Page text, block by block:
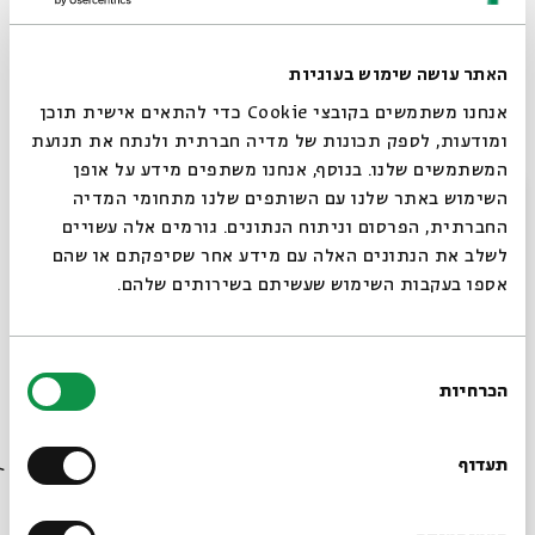
האתר עושה שימוש בעוגיות
אנחנו משתמשים בקובצי Cookie כדי להתאים אישית תוכן
ומודעות, לספק תכונות של מדיה חברתית ולנתח את תנועת
המשתמשים שלנו. בנוסף, אנחנו משתפים מידע על אופן
השימוש באתר שלנו עם השותפים שלנו מתחומי המדיה
החברתית, הפרסום וניתוח הנתונים. גורמים אלה עשויים
לשלב את הנתונים האלה עם מידע אחר שסיפקתם או שהם
אספו בעקבות השימוש שעשיתם בשירותים שלהם.
הסכמה
הכרחיות
תעדוף
לרוגלך ממרציפן. קוקוס בשבילי, שוקולד לבעל - בשביל השלום
סגור